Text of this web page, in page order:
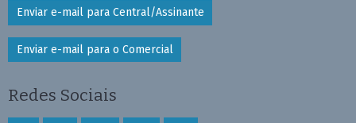
Enviar e-mail para Central/Assinante
Enviar e-mail para o Comercial
Redes Sociais